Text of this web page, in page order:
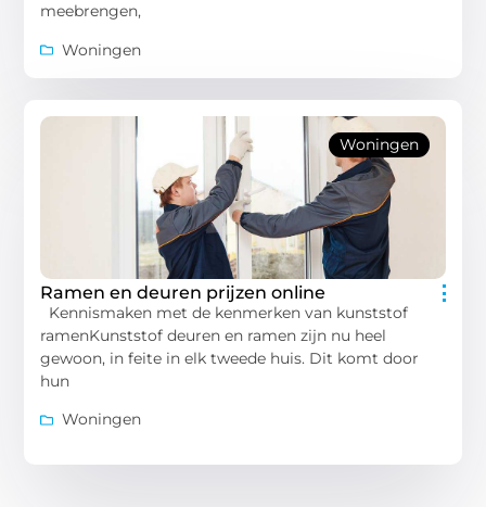
meebrengen,
Woningen
Woningen
Ramen en deuren prijzen online
Kennismaken met de kenmerken van kunststof
ramenKunststof deuren en ramen zijn nu heel
gewoon, in feite in elk tweede huis. Dit komt door
hun
Woningen